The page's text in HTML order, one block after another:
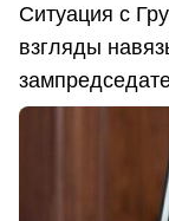
Ситуация с
взгляды